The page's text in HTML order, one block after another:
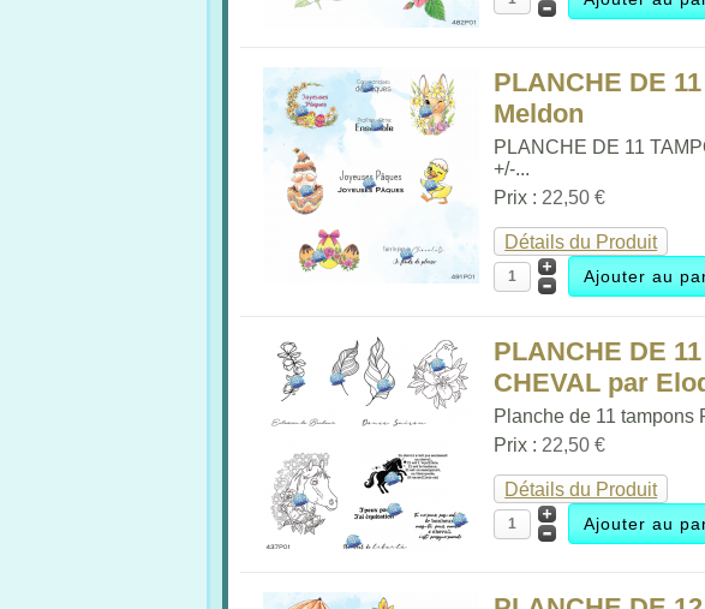
PLANCHE DE
Meldon
PLANCHE DE 11
+/-...
Prix : 22,50 €
Détails du Produit
PLANCHE DE
CHEVAL par
Planche de 11 tampons
Prix : 22,50 €
Détails du Produit